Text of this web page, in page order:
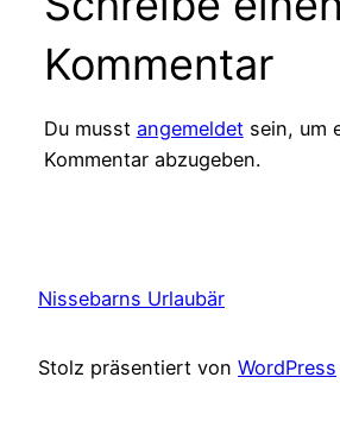
Kommentar
Du musst angemeldetsein, um
Kommentar abzugeben.
Nissebarns Urlaubär
Stolz präsentiert von WordPress